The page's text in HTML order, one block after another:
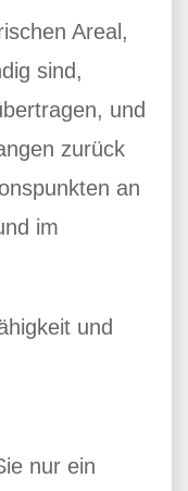
Areal,
sind,
und
zurück
an
im
und
nur ein